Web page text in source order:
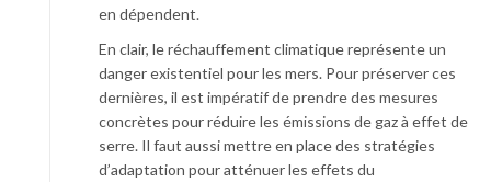
en dépendent.
En clair, le réchauffement climatique représente un
danger existentiel pour les mers. Pour préserver ces
dernières, il est impératif de prendre des mesures
concrètes pour réduire les émissions de gaz à effet de
serre. Il faut aussi mettre en place des stratégies
d’adaptation pour atténuer les effets du